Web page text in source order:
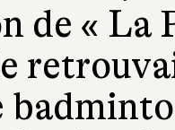
de « La